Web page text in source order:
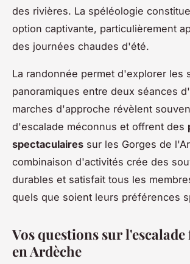
des rivières. La spéléologie
option captivante, particulièrement
des journées chaudes d'été.
La randonnée permet d'explorer les
panoramiques entre deux séances
marches d'approche révèlent
d'escalade méconnus et offrent des
spectaculaires sur les Gorges de
combinaison d'activités crée des
durables et satisfait tous les
quels que soient leurs préférences
Vos questions sur
en Ardèche